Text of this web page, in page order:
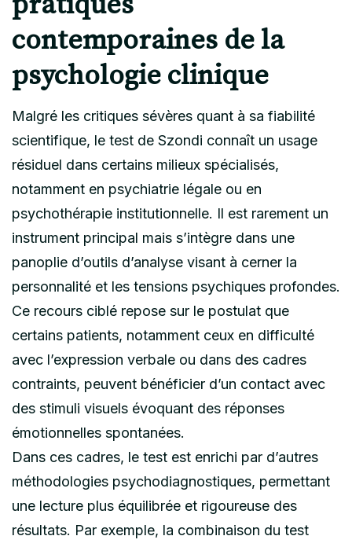
contemporaines de la
psychologie clinique
Malgré les critiques sévères quant à sa fiabilité
scientifique, le test de Szondi connaît un usage
résiduel dans certains milieux spécialisés,
notamment en psychiatrie légale ou en
psychothérapie institutionnelle. Il est rarement un
instrument principal mais s’intègre dans une
panoplie d’outils d’analyse visant à cerner la
personnalité et les tensions psychiques profondes.
Ce recours ciblé repose sur le postulat que
certains patients, notamment ceux en difficulté
avec l’expression verbale ou dans des cadres
contraints, peuvent bénéficier d’un contact avec
des stimuli visuels évoquant des réponses
émotionnelles spontanées.
Dans ces cadres, le test est enrichi par d’autres
méthodologies psychodiagnostiques, permettant
une lecture plus équilibrée et rigoureuse des
résultats. Par exemple, la combinaison du test